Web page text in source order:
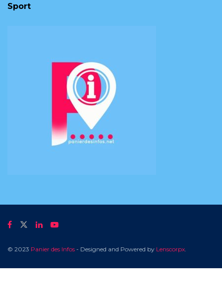
Sport
© 2023 Panier des Infos - Designed and Powered by Lenscorpx